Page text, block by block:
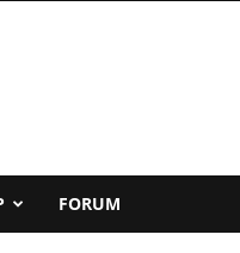
FORUM